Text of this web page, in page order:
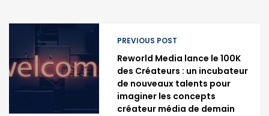
PREVIOUS POST
Reworld Media lance le 100K
des Créateurs : un incubateur
de nouveaux talents pour
imaginer les concepts
créateur média de demain